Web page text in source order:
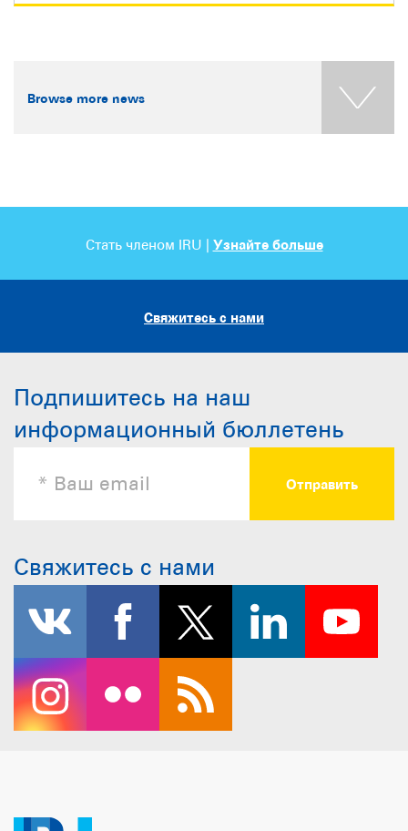
Browse more news
Стать членом IRU | Узнайте больше
Свяжитесь с нами
Подпишитесь на наш
информационный бюллетень
Свяжитесь с нами